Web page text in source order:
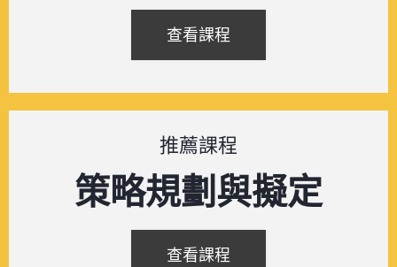
查看課程
推薦課程
策略規劃與擬定
查看課程